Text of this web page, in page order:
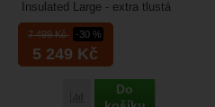
7 499Kč -30 %
5 249 Kč
Porovnat
Do
Insulated Large - extra tlustá
(XT) verze nafukovací karimatky
z řady Comfort...